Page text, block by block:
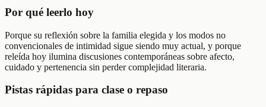
Por qué leerlo hoy
Porque su reflexión sobre la familia elegida y los modos no
convencionales de intimidad sigue siendo muy actual, y porque
releída hoy ilumina discusiones contemporáneas sobre afecto,
cuidado y pertenencia sin perder complejidad literaria.
Pistas rápidas para clase o repaso